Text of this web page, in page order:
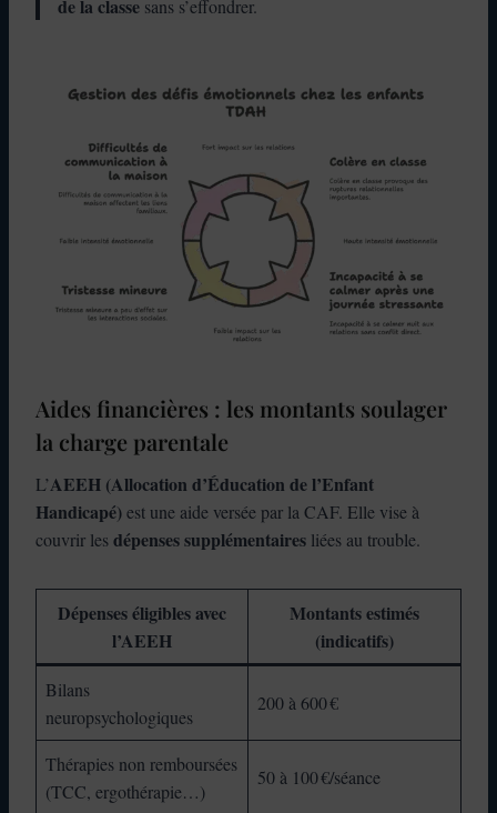
de la classe sans s’effondrer.
Aides financières : les montants soulager
la charge parentale
L’AEEH (Allocation d’Éducation de l’Enfant
Handicapé)est une aide versée par la CAF. Elle vise à
couvrir lesdépenses supplémentaires liées au trouble.
Dépenses éligibles avec
l’AEEH
Montants estimés
(indicatifs)
Bilans
neuropsychologiques
200 à 600 €
Thérapies non remboursées
(TCC, ergothérapie…)
50 à 100 €/séance